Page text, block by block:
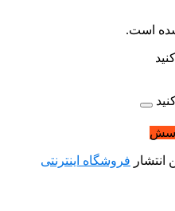
است.
فروشگاه اینترنتی